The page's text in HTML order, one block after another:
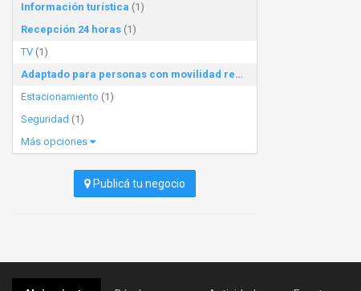
Información turística (1)
Recepción 24 horas (1)
TV (1)
Adaptado para personas con movilidad reducida
Estacionamiento (1)
Seguridad (1)
Más opciones
Publicá tu negocio